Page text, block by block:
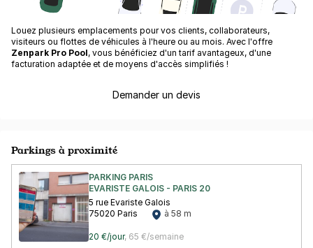
Louez plusieurs emplacements pour vos clients, collaborateurs,
visiteurs ou flottes de véhicules à l'heure ou au mois. Avec l'offre
Zenpark Pro Pool, vous bénéficiez d'un tarif avantageux, d'une
facturation adaptée et de moyens d'accès simplifiés !
Demander un devis
Parkings à proximité
PARKING PARIS
EVARISTE GALOIS - PARIS 20
5 rue Evariste Galois
75020 Paris
à 58 m
20 €/jour, 65 €/semaine